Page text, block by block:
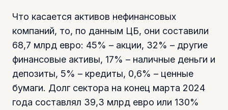
Что касается активов нефинансовых
компаний, то, по данным ЦБ, они составили
68,7 млрд евро: 45% – акции, 32% – другие
финансовые активы, 17% – наличные деньги и
депозиты, 5% – кредиты, 0,6% – ценные
бумаги. Долг сектора на конец марта 2024
года составлял 39,3 млрд евро или 130%